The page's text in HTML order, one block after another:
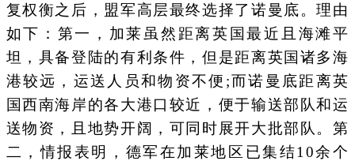
复权衡之后，盟军高层最终选择了诺曼底。理由
如下：第一，加莱虽然距离英国最近且海滩平
坦，具备登陆的有利条件，但是距离英国诸多海
港较远，运送人员和物资不便;而诺曼底距离英
国西南海岸的各大港口较近，便于输送部队和运
送物资，且地势开阔，可同时展开大批部队。第
二，情报表明，德军在加莱地区已集结10余个